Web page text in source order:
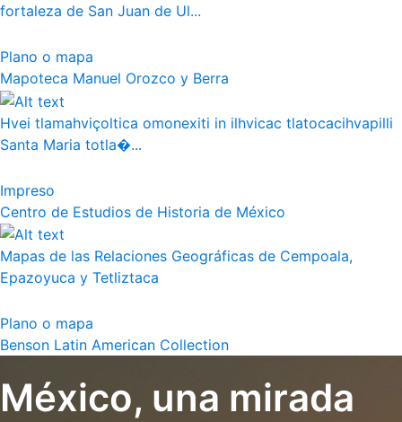
fortaleza de San Juan de Ul...
Plano o mapa
Mapoteca Manuel Orozco y Berra
Hvei tlamahviçoltica omonexiti in ilhvicac tlatocacihvapilli
Santa Maria totla�...
Impreso
Centro de Estudios de Historia de México
Mapas de las Relaciones Geográficas de Cempoala,
Epazoyuca y Tetliztaca
Plano o mapa
Benson Latin American Collection
México, una mirada